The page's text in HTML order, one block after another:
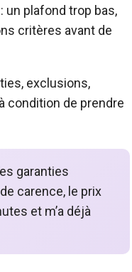
un plafond trop bas,
critères avant de
exclusions,
condition de prendre
garanties
carence, le prix
et m’a déjà